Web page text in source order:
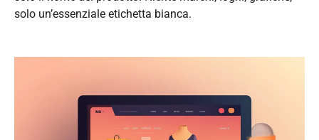
solo un’essenziale etichetta bianca.